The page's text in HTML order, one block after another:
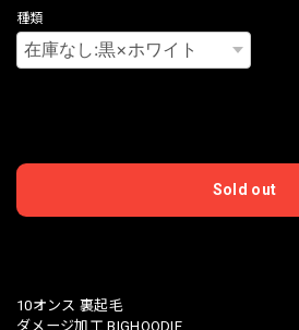
種類
Sold out
10オンス 裏起毛
ダメージ加工 BIGHOODIE